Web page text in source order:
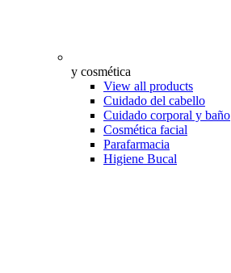
y cosmética
View all products
Cuidado del cabello
Cuidado corporal y baño
Cosmética facial
Parafarmacia
Higiene Bucal